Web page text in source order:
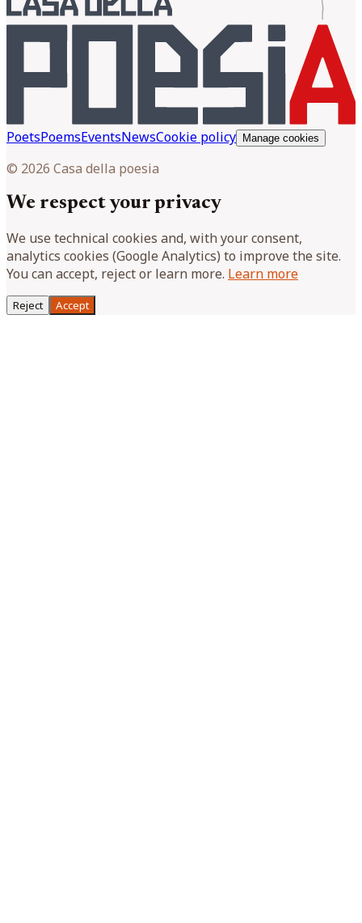
PoetsPoemsEventsNewsCookie policy Manage cookies
© 2026 Casa della poesia
We respect your privacy
We use technical cookies and, with your consent,
analytics cookies (Google Analytics) to improve the site.
You can accept, reject or learn more. Learn more
Reject Accept